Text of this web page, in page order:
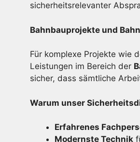
sicherheitsrelevanter
Bahnbauprojekte und
Für komplexe Projekte wie
Leistungen im Bereich der
sicher, dass sämtliche
Warum unser
Erfahrenes
Modernste Technik